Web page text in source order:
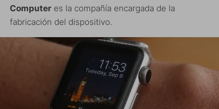
Computer es la compañía encargada de la
fabricación del dispositivo.